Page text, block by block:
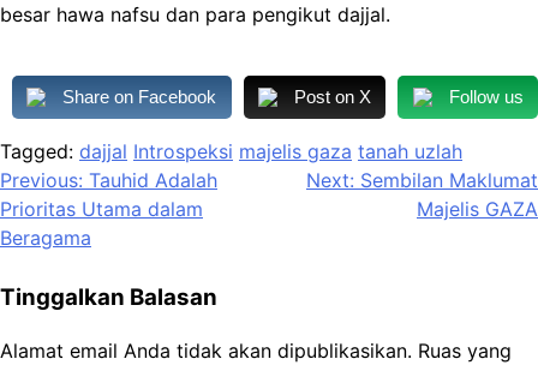
besar hawa nafsu dan para pengikut dajjal.
Share on Facebook Post on X Follow us
Tagged: dajjal Introspeksi majelis gaza tanah uzlah
Navigasi
pos
Previous: Tauhid Adalah
Prioritas Utama dalam
Beragama
Next: Sembilan Maklumat
Majelis GAZA
Tinggalkan Balasan
Alamat email Anda tidak akan dipublikasikan. Ruas yang